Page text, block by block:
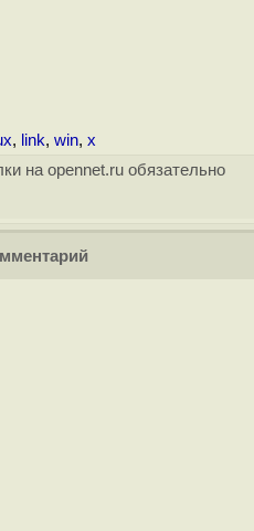
, link, win, x
на opennet.ru обязательно